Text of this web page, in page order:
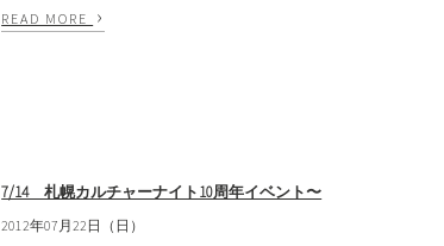
READ MORE ›
7/14 札幌カルチャーナイト10周年イベント〜
2012年07月22日（日）